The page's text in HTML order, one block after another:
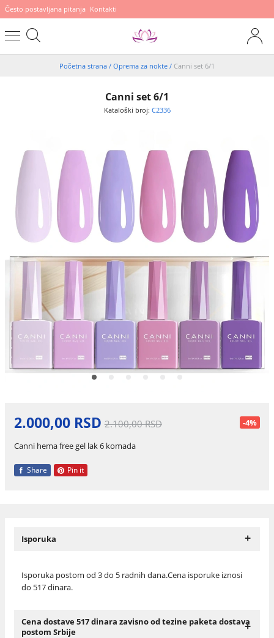
Često postavljana pitanja Kontakti
Početna strana / Oprema za nokte / Canni set 6/1
Canni set 6/1
Kataloški broj: C2336
2.000,00 RSD 2.100,00 RSD -4%
Canni hema free gel lak 6 komada
Share Pin it
Isporuka +
Isporuka postom od 3 do 5 radnih dana.Cena isporuke iznosi
do 517 dinara.
Cena dostave 517 dinara zavisno od tezine paketa dostava
postom Srbije
+